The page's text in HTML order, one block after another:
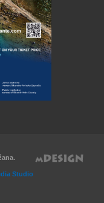
Studio